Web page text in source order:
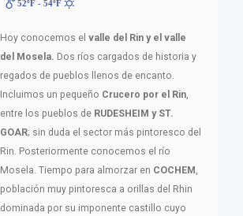
52ºF - 54ºF
Hoy conocemos el valle del Rin y el valle
del Mosela. Dos ríos cargados de historia y
regados de pueblos llenos de encanto.
Incluimos un pequeño Crucero por el Rin,
entre los pueblos de RUDESHEIM y ST.
GOAR; sin duda el sector más pintoresco del
Rin. Posteriormente conocemos el río
Mosela. Tiempo para almorzar en COCHEM ,
población muy pintoresca a orillas del Rhin
dominada por su imponente castillo cuyo